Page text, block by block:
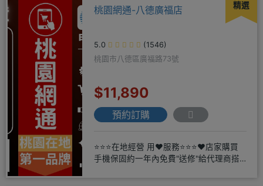
精選
桃園網通-八德廣福店
5.0
(1546)
桃園市八德區廣福路73號
$11,890
預約訂購
⭐⭐⭐在地經營 用❤️服務⭐⭐⭐❤️店家購買
手機保固約一年內免費"送修"給代理商搭